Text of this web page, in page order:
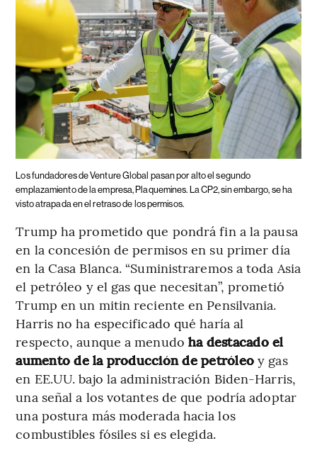
Los fundadores de Venture Global pasan por alto el segundo
emplazamiento de la empresa, Plaquemines. La CP2, sin embargo, se ha
visto atrapada en el retraso de los permisos.
Trump ha prometido que pondrá fin a la pausa
en la concesión de permisos en su primer día
en la Casa Blanca. “Suministraremos a toda Asia
el petróleo y el gas que necesitan”, prometió
Trump en un mitin reciente en Pensilvania.
Harris no ha especificado qué haría al
respecto, aunque a menudo ha destacado el
aumento de la producción de petróleo y gas
en EE.UU. bajo la administración Biden-Harris,
una señal a los votantes de que podría adoptar
una postura más moderada hacia los
combustibles fósiles si es elegida.